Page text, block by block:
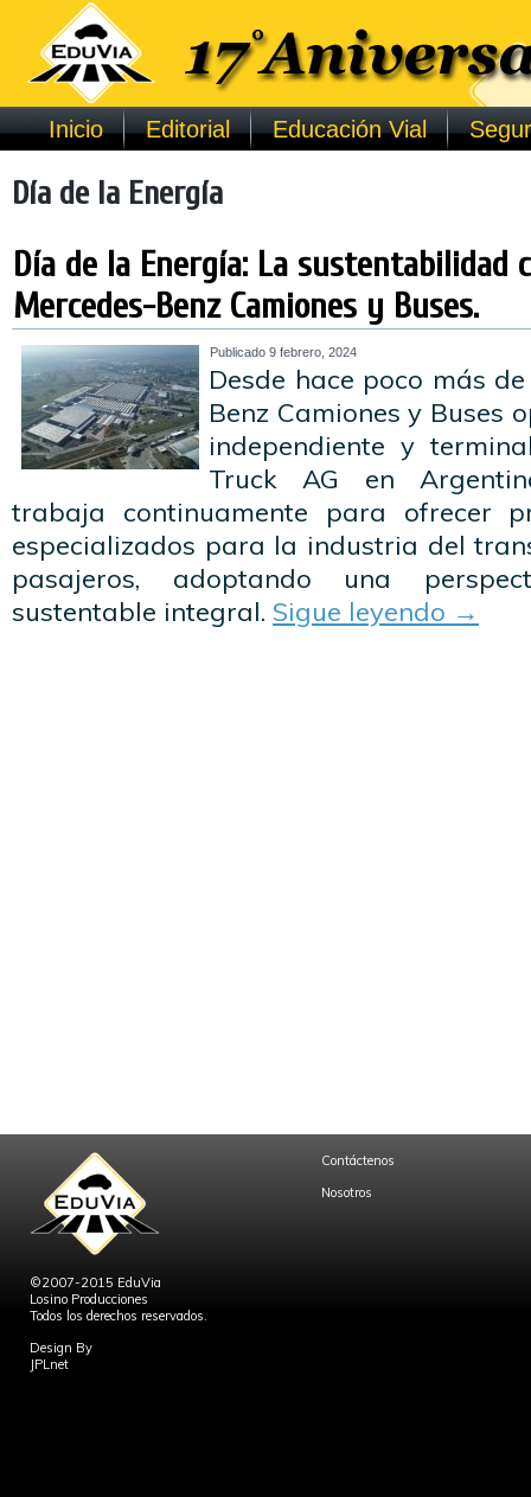
Inicio Editorial Educación Vial
Día de la Energía
Día de la Energía: La sustentabilidad
Mercedes-Benz Camiones y Buses.
Publicado 9 febrero, 2024
Desde hace poco más
Benz Camiones y Buses
independiente y
Truck AG en
trabaja continuamente para ofrecer
especializados para la industria del
pasajeros, adoptando una
sustentable integral. Sigue leyendo →
©2007-2015 EduVia
Losino Producciones
Todos los derechos reservados.
Design By
JPLnet
Contáctenos
Nosotros